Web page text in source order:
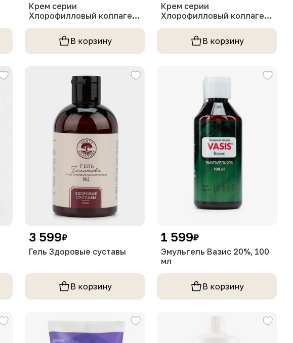
Крем серии
Хлорофилловый коллаген
Дух Алтая Натиния, 50 мл
В корзину
Крем серии
Хлорофилловый коллаген
Дух Алтая Натиния, 150 мл
В корзину
3 599₽
Гель Здоровые суставы
В корзину
1 599₽
Эмульгель Вазис 20%, 100
мл
В корзину